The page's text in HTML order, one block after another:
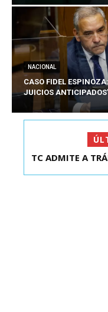
NACIONAL
CASO FIDEL
JUICIOS
EXDIPUTADO